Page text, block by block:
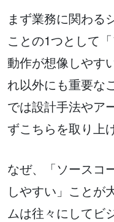
まず業務に関わる
ことの1つとして
動作が想像しやす
れ以外にも重要な
では設計手法やア
ずこちらを取り上
なぜ、「ソースコ
しやすい」ことが
ムは往々にしてビ